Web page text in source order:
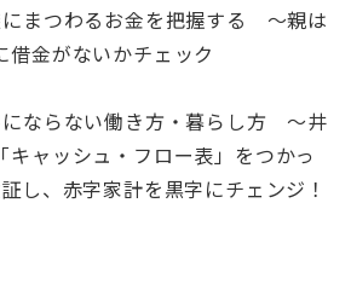
まつわるお金を把握する ～親は
借金がないかチェック
ならない働き方・暮らし方 ～井
キャッシュ・フロー表」をつかっ
し、赤字家計を黒字にチェンジ！